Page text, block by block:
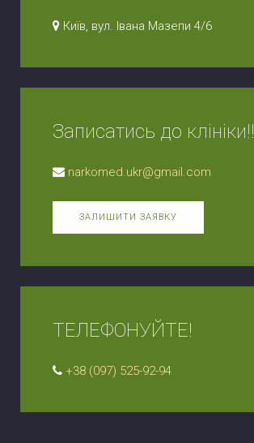
Київ, вул. Івана Мазепи 4/6
Записатись до клініки!!
narkomed.ukr@gmail.com
ЗАЛИШИТИ ЗАЯВКУ
ТЕЛЕФОНУЙТЕ!
+38 (097) 525-92-94